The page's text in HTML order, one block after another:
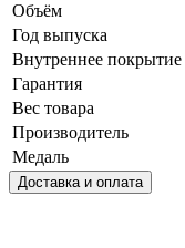
Объём
Год выпуска
Внутреннее покрытие
Гарантия
Вес товара
Производитель
Медаль
Доставка и оплата